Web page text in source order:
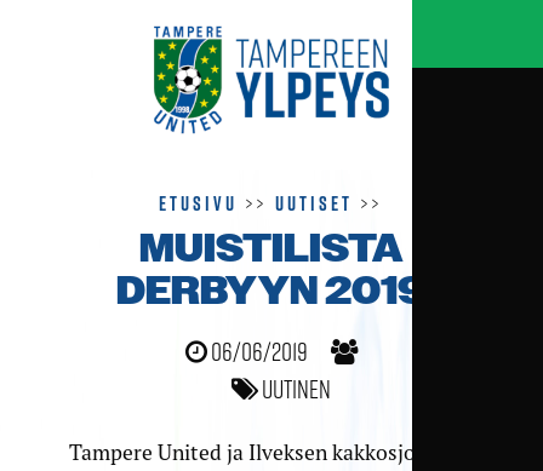
Etusivu >>Uutiset >>
MUISTILISTA
DERBYYN 2019
06/06/2019
Uutinen
Tampere United ja Ilveksen kakkosjoukkue